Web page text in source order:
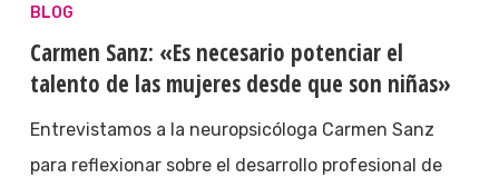
BLOG
Carmen Sanz: «Es necesario potenciar el
talento de las mujeres desde que son niñas»
Entrevistamos a la neuropsicóloga Carmen Sanz
para reflexionar sobre el desarrollo profesional de